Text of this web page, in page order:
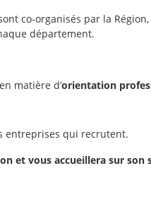
co-organisés par la
département.
matière d’orientation
entreprises qui recrutent.
et vous accueillera sur